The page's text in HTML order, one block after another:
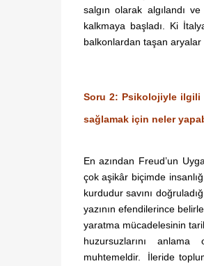
salgın olarak algılandı
kalkmaya başladı. Ki
balkonlardan taşan aryalar
Soru 2: Psikolojiyle ilgili
sağlamak için neler
En azından Freud’un
çok aşikâr biçimde
kurdudur savını
yazının efendilerince
yaratma mücadelesinin
huzursuzlarını
muhtemeldir. İleride